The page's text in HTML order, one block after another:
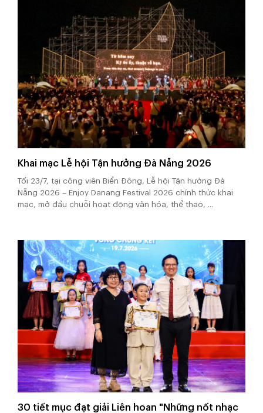
Khai mạc Lễ hội Tận hưởng Đà Nẵng 2026
Tối 23/7, tại công viên Biển Đông, Lễ hội Tận hưởng Đà
Nẵng 2026 – Enjoy Danang Festival 2026 chính thức khai
mạc, mở đầu chuỗi hoạt động văn hóa, thể thao, ...
30 tiết mục đạt giải Liên hoan "Những nốt nhạc